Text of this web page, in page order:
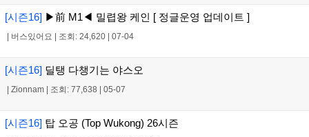
[시즌16] ▶前 M1◀ 밀렵왕 케인 [ 정글운영 업데이트 ]
버스있어요 조회: 24,620 07-04
[시즌16] 딜탱 다챙기는 야스오
Zionnam 조회: 77,638 05-07
[시즌16] 탑 오공 (Top Wukong) 26시즌